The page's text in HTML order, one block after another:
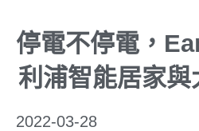
停電不停電，
利浦智能居家
2022-03-28